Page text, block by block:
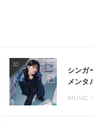
10
シンガ
メンタ
MUSIC